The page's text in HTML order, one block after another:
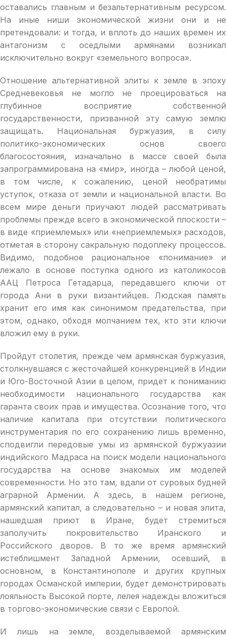
оставались главным и безальтернативным ресурсом.
На иные ниши экономической жизни они и не
претендовали: и тогда, и вплоть до наших времен их
антагонизм с оседлыми армянами возникал
исключительно вокруг «земельного вопроса».
Отношение альтернативной элиты к земле в эпоху
Средневековья не могло не проецироваться на
глубинное восприятие собственной
государственности, призванной эту самую землю
защищать. Национальная буржуазия, в силу
политико-экономических основ своего
благосостояния, изначально в массе своей была
запрограммирована на «мир», иногда – любой ценой,
в том числе, к сожалению, ценой необратимы
уступок, отказа от земли и национальной власти. Во
всем мире деньги приучают людей рассматривать
проблемы прежде всего в экономической плоскости –
в виде «приемлемых» или «неприемлемых» расходов,
отметая в сторону сакральную подоплеку процессов.
Видимо, подобное рациональное «понимание» и
лежало в основе поступка одного из католикосов
ААЦ Петроса Гетадарца, передавшего ключи от
города Ани в руки византийцев. Людская память
хранит его имя как синонимом предательства, при
этом, однако, обходя молчанием тех, кто эти ключи
вложил ему в руки.
Пройдут столетия, прежде чем армянская буржуазия,
столкнувшаяся с жесточайшей конкуренцией в Индии
и Юго-Восточной Азии в целом, придет к пониманию
необходимости национального государства как
гаранта своих прав и имущества. Осознание того, что
наличие капитала при отсутствии политического
инструментария по его сохранению лишь временно,
сподвигли передовые умы из армянской буржуазии
индийского Мадраса на поиск модели национального
государства на основе знакомых им моделей
современности. Но это там, вдали от суровых будней
аграрной Армении. А здесь, в нашем регионе,
армянский капитал, а следовательно – и новая элита,
нашедшая приют в Иране, будет стремиться
заполучить покровительство Иранского и
Российского дворов. В то же время армянский
истеблишмент Западной Армении, осевший, в
основном, в Константинополе и других крупных
городах Османской империи, будет демонстрировать
лояльность Высокой порте, лелея надежды вложиться
в торгово-экономические связи с Европой.
И лишь на земле, возделываемой армянским